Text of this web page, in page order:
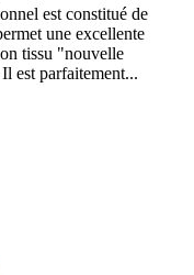
est constitué de
une excellente
tissu "nouvelle
est parfaitement...